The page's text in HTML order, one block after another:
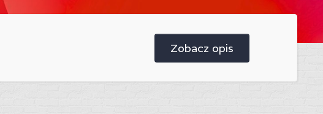
Zobacz opis